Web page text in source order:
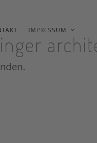
IMPRESSUM